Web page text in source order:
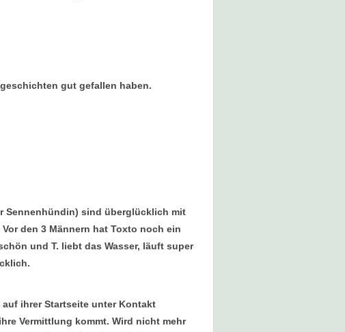
gut gefallen haben.
Sennenhündin) sind überglücklich mit
den 3 Männern hat Toxto noch ein
und T. liebt das Wasser, läuft super
ihrer Startseite unter Kontakt
Vermittlung kommt. Wird nicht mehr